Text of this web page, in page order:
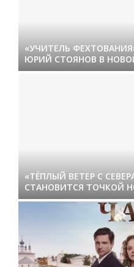
«УЧИТЕЛЬ
ЮРИЙ СТОЯНОВ В
«ТЁПЛЫЙ ВЕТЕР С
СТАНОВИТСЯ ТОЧКОЙ